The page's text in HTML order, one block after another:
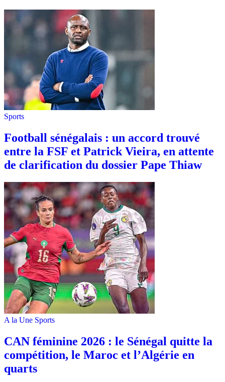
Sports
Football sénégalais : un accord trouvé
entre la FSF et Patrick Vieira, en attente
de clarification du dossier Pape Thiaw
A la Une Sports
‎CAN féminine 2026 : le Sénégal quitte la
compétition, le Maroc et l’Algérie en
quarts